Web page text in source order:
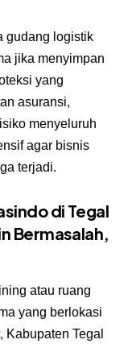
gudang logistik
jika menyimpan
yang
asuransi,
menyeluruh
agar bisnis
terjadi.
di Tegal
Bermasalah,
atau ruang
yang berlokasi
Tegal